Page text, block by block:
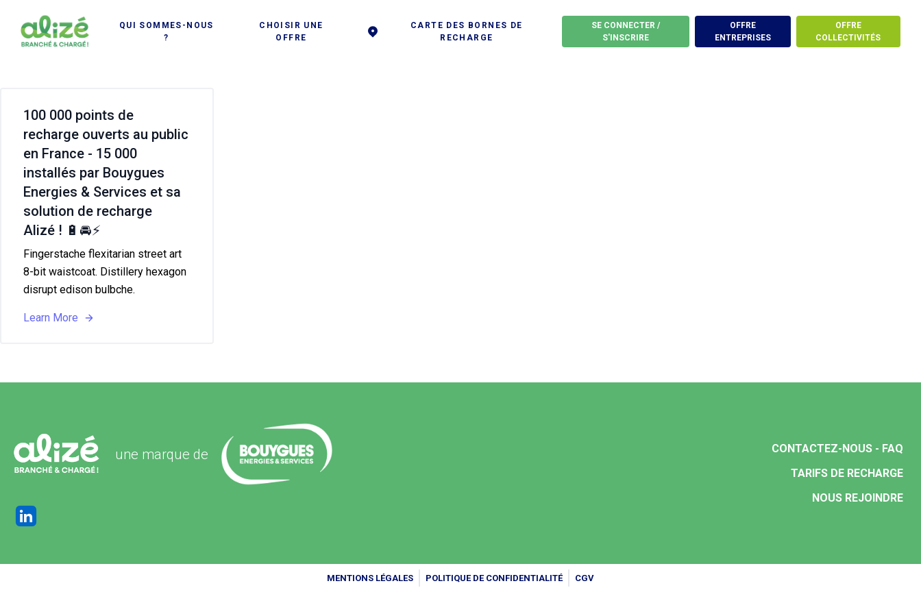
QUI SOMMES-NOUS
?
CHOISIR UNE
OFFRE
CARTE DES BORNES DE
RECHARGE
SE CONNECTER /
S'INSCRIRE
OFFRE
ENTREPRISES
OFFRE
COLLECTIVITÉS
100 000 bornes de recharge
électrique Archives - Alizé charge
100 000 points de
recharge ouverts au public
en France - 15 000
installés par Bouygues
Energies & Services et sa
solution de recharge
Alizé ! 🔋🚘⚡
Fingerstache flexitarian street art
8-bit waistcoat. Distillery hexagon
disrupt edison bulbche.
Learn More
une marque de
CONTACTEZ-NOUS - FAQ
TARIFS DE RECHARGE
NOUS REJOINDRE
MENTIONS LÉGALES POLITIQUE DE CONFIDENTIALITÉ CGV